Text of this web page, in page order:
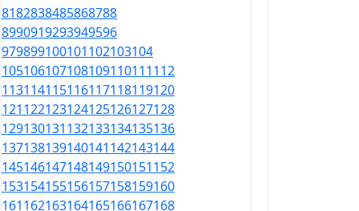
8182838485868788
8990919293949596
979899100101102103104
105106107108109110111112
113114115116117118119120
121122123124125126127128
129130131132133134135136
137138139140141142143144
145146147148149150151152
153154155156157158159160
161162163164165166167168